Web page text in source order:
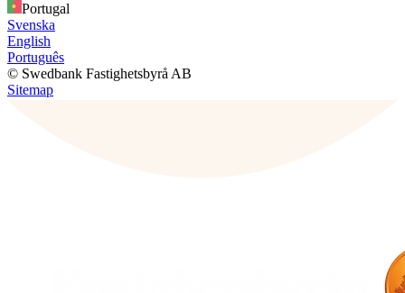
Portugal
Svenska
English
Português
© Swedbank Fastighetsbyrå AB
Sitemap